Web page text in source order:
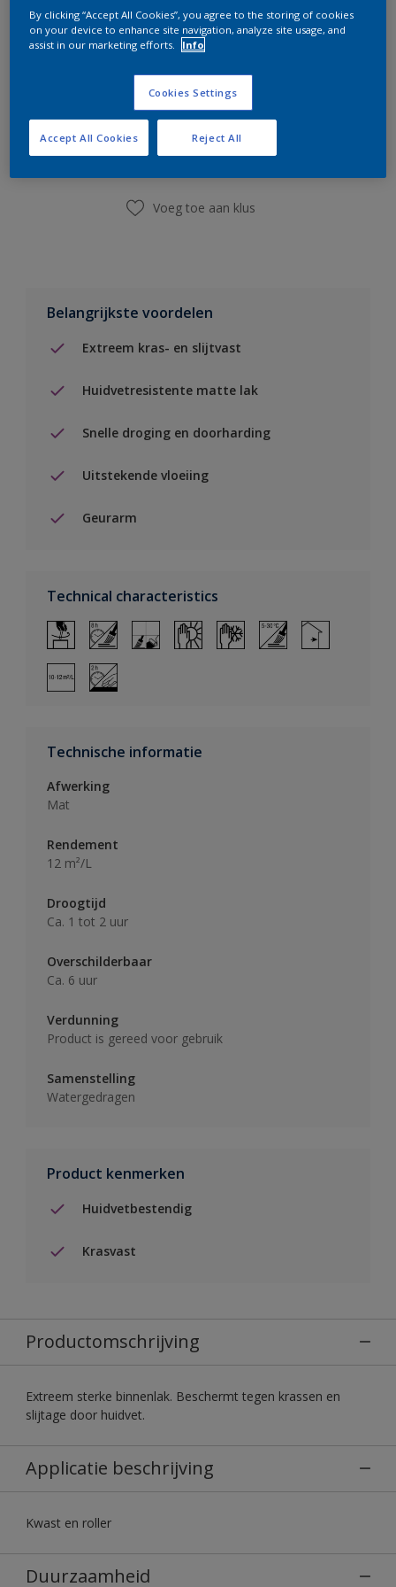
Boodschappenlijst
Vind een winkel
Voeg toe aan klus
Belangrijkste voordelen
Extreem kras- en slijtvast
Huidvetresistente matte lak
Snelle droging en doorharding
Uitstekende vloeiing
Geurarm
Technical characteristics
Technische informatie
Afwerking
Mat
Rendement
12 m²/L
Droogtijd
Ca. 1 tot 2 uur
Overschilderbaar
Ca. 6 uur
Verdunning
Product is gereed voor gebruik
Samenstelling
Watergedragen
Product kenmerken
Huidvetbestendig
Krasvast
Productomschrijving
Extreem sterke binnenlak. Beschermt tegen krassen en
slijtage door huidvet.
Applicatie beschrijving
Kwast en roller
Duurzaamheid
By clicking “Accept All Cookies”, you agree to the storing of cookies
on your device to enhance site navigation, analyze site usage, and
assist in our marketing efforts.
Info
Cookies Settings
Reject All
Accept All Cookies